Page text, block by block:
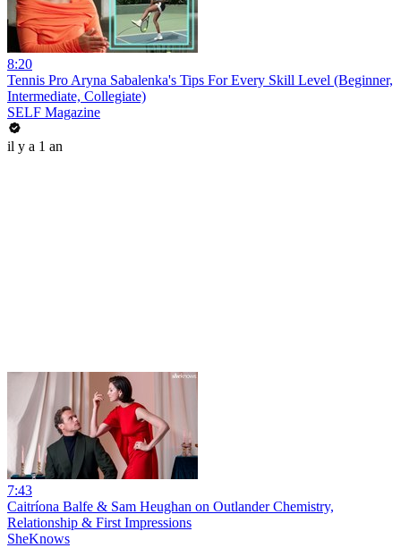
8:20
Tennis Pro Aryna Sabalenka's Tips For Every Skill Level (Beginner,
Intermediate, Collegiate)
SELF Magazine
il y a 1 an
7:43
Caitríona Balfe & Sam Heughan on Outlander Chemistry,
Relationship & First Impressions
SheKnows